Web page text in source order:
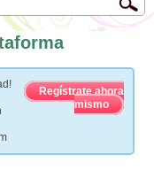
Regístrate ahora
mismo